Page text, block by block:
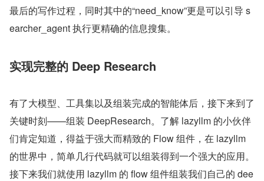
最后的写作过程，同时其中的“need_know”更是可以引导 s
earcher_agent 执行更精确的信息搜集。
实现完整的 Deep Research
有了大模型、工具集以及组装完成的智能体后，接下来到了
关键时刻——组装 DeepResearch。了解 lazyllm 的小伙伴
们肯定知道，得益于强大而精致的 Flow 组件，在 lazyllm
的世界中，简单几行代码就可以组装得到一个强大的应用。
接下来我们就使用 lazyllm 的 flow 组件组装我们自己的 dee